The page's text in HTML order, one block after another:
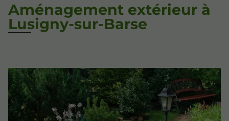
Aménagement extérieur à
Lusigny-sur-Barse